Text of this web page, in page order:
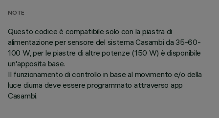
NOTE
Questo codice è compatibile solo con la piastra di
alimentazione per sensore del sistema Casambi da 35-60-
100 W, per le piastre di altre potenze (150 W) è disponibile
un'apposita base.
Il funzionamento di controllo in base al movimento e/o della
luce diurna deve essere programmato attraverso app
Casambi.